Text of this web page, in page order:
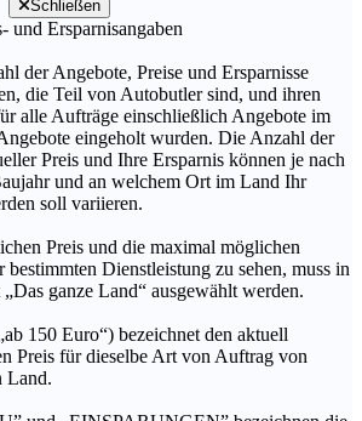
Schließen
und Ersparnisangaben
der Angebote, Preise und Ersparnisse
die Teil von Autobutler sind, und ihren
alle Aufträge einschließlich Angebote im
eingeholt wurden. Die Anzahl der
Preis und Ihre Ersparnis können je nach
und an welchem Ort im Land Ihr
soll variieren.
Preis und die maximal möglichen
bestimmten Dienstleistung zu sehen, muss in
ganze Land“ ausgewählt werden.
150 Euro“) bezeichnet den aktuell
Preis für dieselbe Art von Auftrag von
Land.